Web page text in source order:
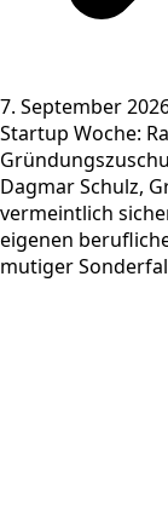
7. September
Startup Woche:
Dagmar Schulz,
vermeintlich
eigenen
mutiger